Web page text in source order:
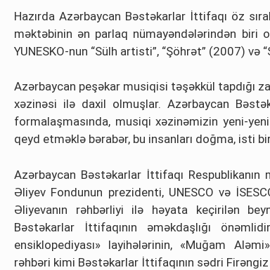
Hazırda Azərbaycan Bəstəkarlar İttifaqı öz
məktəbinin ən parlaq nümayəndələrindən biri
YUNESKO-nun “Sülh artisti”, “Şöhrət” (2007)
Azərbaycan peşəkar musiqisi təşəkkül tapdığı
xəzinəsi ilə daxil olmuşlar. Azərbaycan
formalaşmasında, musiqi xəzinəmizin yeni-
qeyd etməklə bərabər, bu insanları doğma, isti
Azərbaycan Bəstəkarlar İttifaqı
Əliyev Fondunun prezidenti, UNESCO və
Əliyevanın rəhbərliyi ilə həyata keçirilən
Bəstəkarlar İttifaqının əməkdaşlığı
ensiklopediyası» layihələrinin, «Muğam
rəhbəri kimi Bəstəkarlar İttifaqının sədri